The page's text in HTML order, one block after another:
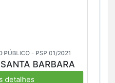
PÚBLICO - PSP 01/2021
BARBARA
detalhes